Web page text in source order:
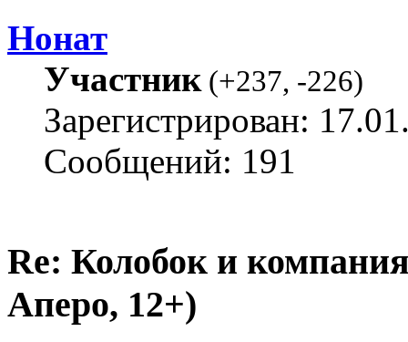
Нонат
Участник(+237, -226)
Зарегистрирован:
Сообщений: 191
Re: Колобок и
Аперо, 12+)